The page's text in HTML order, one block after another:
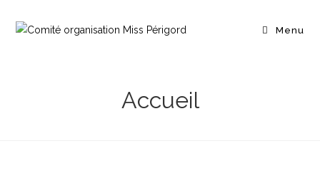
Menu
Accueil